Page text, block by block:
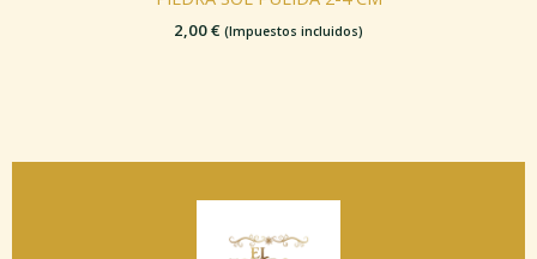
2,00€ (Impuestos incluidos)